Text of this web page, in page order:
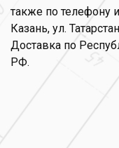
также по телефону
Казань, ул.
Доставка по
РФ.